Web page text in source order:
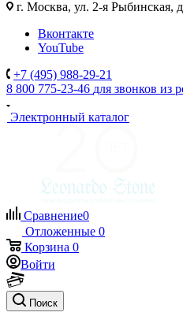
г. Москва, ул. 2-я Рыбинская,
Вконтакте
YouTube
+7 (495) 988-29-21
8 800 775-23-46 для звонков из
Электронный каталог
Сравнение0
Отложенные 0
Корзина 0
Войти
Поиск